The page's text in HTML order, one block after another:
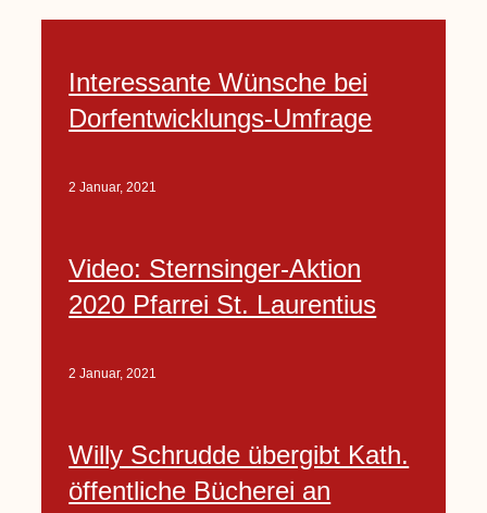
Interessante Wünsche bei
Dorfentwicklungs-Umfrage
2 Januar, 2021
Video: Sternsinger-Aktion
2020 Pfarrei St. Laurentius
2 Januar, 2021
Willy Schrudde übergibt Kath.
öffentliche Bücherei an